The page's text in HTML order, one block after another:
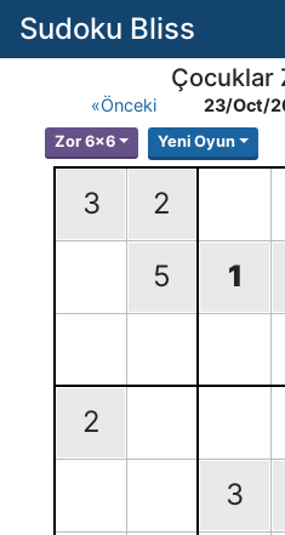
Sudoku Bliss
Çocuklar
«Önceki 23/Oct/
Zor 6x6 Yeni Oyun
3 2
5 1
2
3